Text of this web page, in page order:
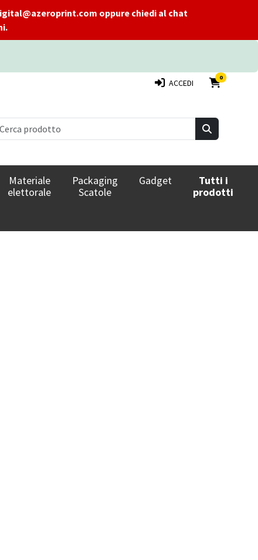
oppure chiedi al chat
ACCEDI
0PRODOTTI
Materiale
elettorale
Packaging
Scatole
Gadget
Tutti i
prodotti